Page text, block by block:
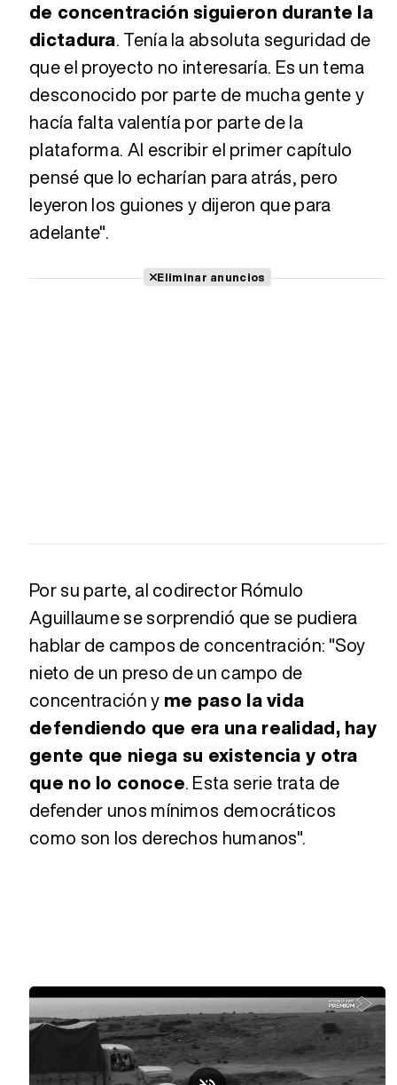
de concentración siguieron durante la
dictadura. Tenía la absoluta seguridad de
que el proyecto no interesaría. Es un tema
desconocido por parte de mucha gente y
hacía falta valentía por parte de la
plataforma. Al escribir el primer capítulo
pensé que lo echarían para atrás, pero
leyeron los guiones y dijeron que para
adelante".
Eliminar anuncios
Por su parte, al codirector Rómulo
Aguillaume se sorprendió que se pudiera
hablar de campos de concentración: "Soy
nieto de un preso de un campo de
concentración y me paso la vida
defendiendo que era una realidad, hay
gente que niega su existencia y otra
que no lo conoce. Esta serie trata de
defender unos mínimos democráticos
como son los derechos humanos".